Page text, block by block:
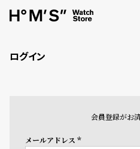
ログイン
会員登録がお
メールアドレス